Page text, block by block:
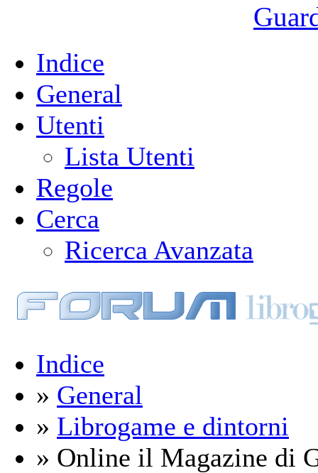
Indice
General
Utenti
Lista Utenti
Regole
Cerca
Ricerca Avanzata
Indice
» General
» Librogame e dintorni
» Online il Magazine di